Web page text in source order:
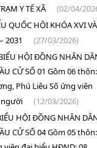
Y TẾ XÃ
(02/04/
QUỐC HỘI KHÓA XVI VÀ
2031
(27/03/2026)
HỘI ĐỒNG NHÂN
CỬ SỐ 01 Gồm 06 thôn:
Phú Liêu Số ứng viên
người
(12/03/2026)
HỘI ĐỒNG NHÂN
CỬ SỐ 04 Gồm 05 thôn: